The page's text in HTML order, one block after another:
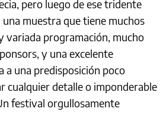
pero luego de ese tridente
muestra que tiene muchos
variada programación, mucho
y una excelente
a una predisposición poco
cualquier detalle o imponderable
festival orgullosamente